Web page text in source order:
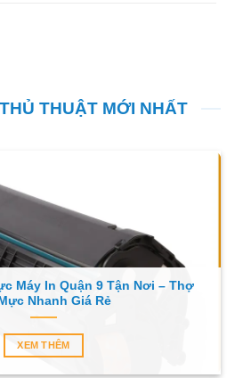
THUẬT MỚI NHẤT
Máy In Quận 9 Tận Nơi – Thợ
Nhanh Giá Rẻ
XEM THÊM